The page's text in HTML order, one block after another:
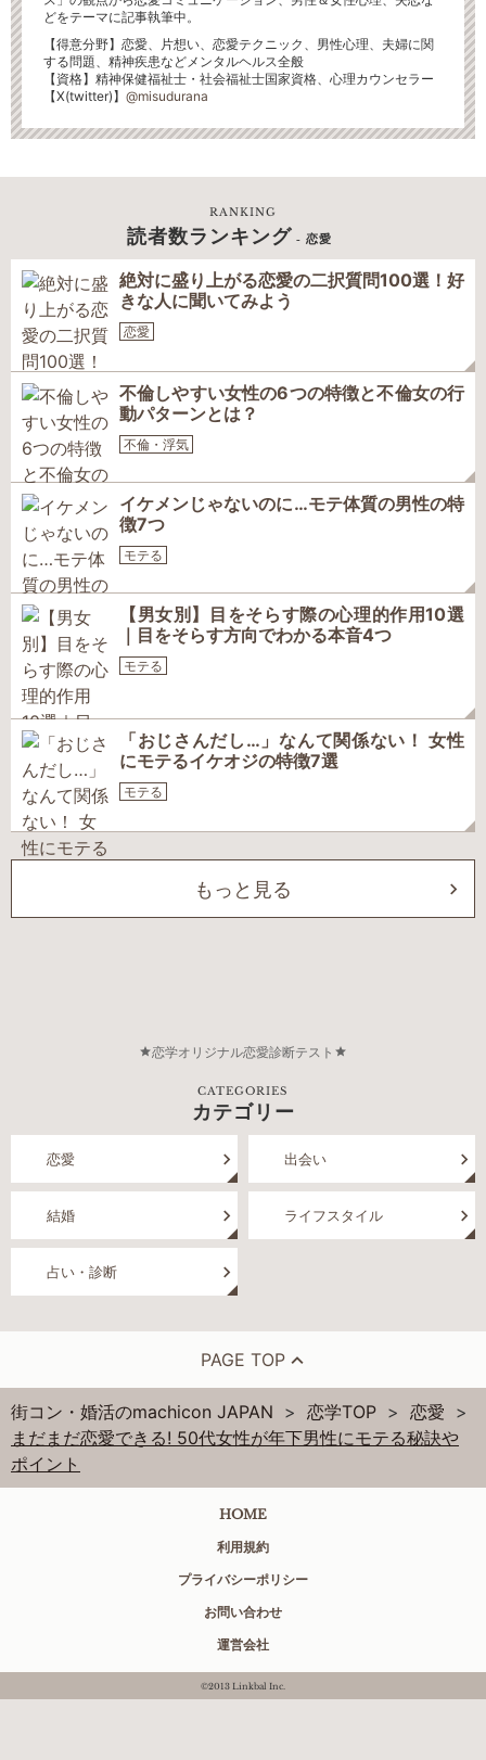
どをテーマに記事執筆中。
【得意分野】恋愛、片想い、恋愛テクニック、男性心理、夫婦に関
する問題、精神疾患などメンタルヘルス全般
【資格】精神保健福祉士・社会福祉士国家資格、心理カウンセラー
【X(twitter)】 @misudurana
RANKING
読者数ランキング - 恋愛
絶対に盛り上がる恋愛の二択質問100選！好
きな人に聞いてみよう
恋愛
不倫しやすい女性の6つの特徴と不倫女の行
動パターンとは？
不倫・浮気
イケメンじゃないのに…モテ体質の男性の特
徴7つ
モテる
【男女別】目をそらす際の心理的作用10選
｜目をそらす方向でわかる本音4つ
モテる
「おじさんだし…」なんて関係ない！ 女性
にモテるイケオジの特徴7選
モテる
もっと見る
恋学オリジナル恋愛診断テスト
CATEGORIES
カテゴリー
恋愛 出会い
結婚 ライフスタイル
占い・診断
PAGE TOP
街コン・婚活のmachicon JAPAN 恋学TOP
恋愛
まだまだ恋愛できる! 50代女性が年下男性にモテる秘訣や
ポイント
HOME
利用規約
プライバシーポリシー
お問い合わせ
運営会社
©2013 Linkbal Inc.